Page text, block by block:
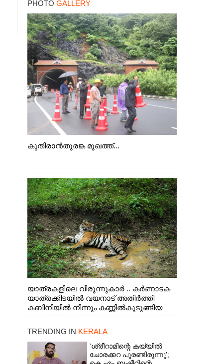
PHOTO GALLERY
കുതിരാൻതുരങ്ക മുഖത്ത്...
യാത്രകളിലെ വിരുന്നുകാർ .. കർണാടക
യാത്രക്കിടയിൽ വയനാട് അതിർത്തി
കബിനിയിൽ നിന്നും കണ്ണിൽകുടുങ്ങിയ
കടുവ.
TRENDING IN KERALA
'ശ്രീറാമിന്റെ കയ്യിൽ
ചോരക്കറ പുരണ്ടിരുന്നു';